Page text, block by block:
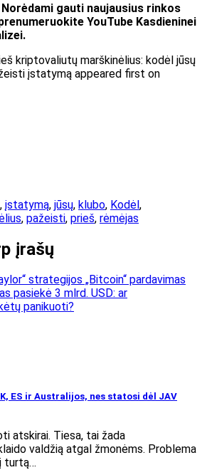
Norėdami gauti naujausius rinkos
YouTube Kasdieninei
kriptovaliutų marškinėlius: kodėl jūsų
įstatymą appeared first on
, įstatymą, jūsų, klubo, Kodėl,
, pažeisti, prieš, rėmėjas
įrašų
strategijos „Bitcoin“ pardavimas
pasiekė 3 mlrd. USD: ar
panikuoti?
ES ir Australijos, nes statosi dėl JAV
atskirai. Tiesa, tai žada
valdžią atgal žmonėms. Problema
turtą…